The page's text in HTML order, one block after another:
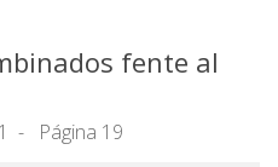
fente al
Página 19